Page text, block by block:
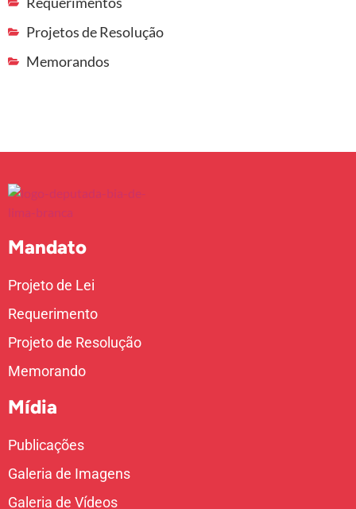
Projetos de Resolução
Memorandos
Mandato
Projeto de Lei
Requerimento
Projeto de Resolução
Memorando
Mídia
Publicações
Galeria de Imagens
Galeria de Vídeos